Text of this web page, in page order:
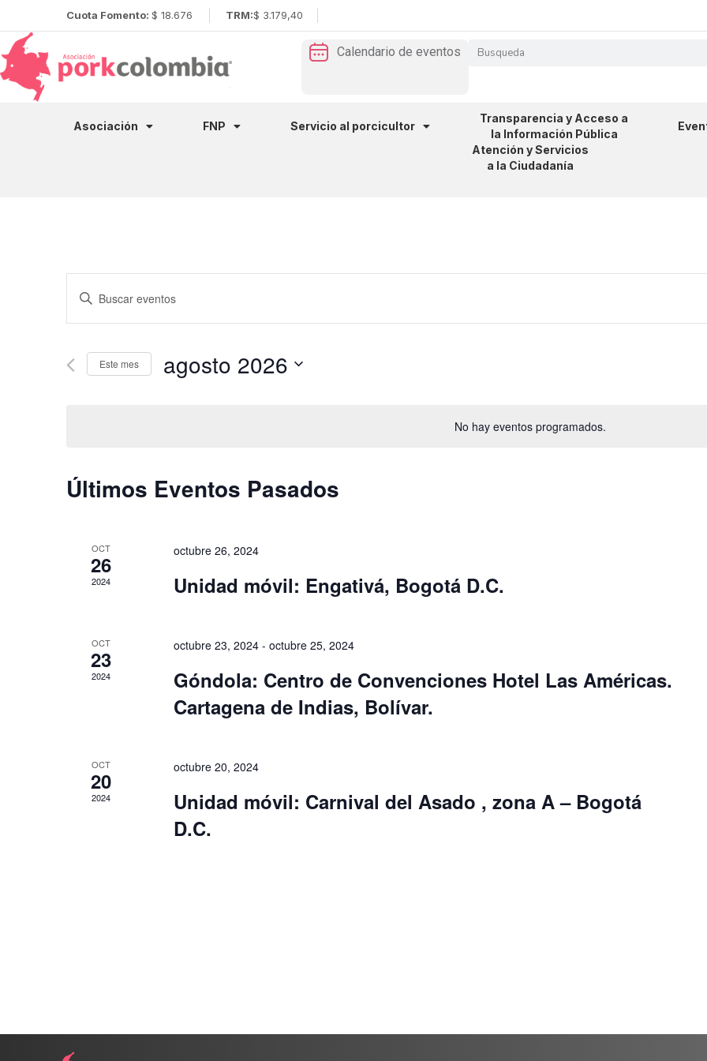
Cuota Fomento: $ 18.676 TRM:$ 3.179,40
Calendario de eventos
Asociación FNP Servicio al porcicultor
Transparencia y Acceso a
la Información Pública
Atención y Servicios
a la Ciudadanía
No hay eventos programados.
Navegación
de
búsqueda
y
Introduce
clave.
Eventos
para
la
Este mes agosto 2026
Últimos Eventos Pasados
OCT
26
2024
octubre 26, 2024
Unidad móvil: Engativá, Bogotá D.C.
OCT
23
2024
octubre 23, 2024- octubre 25, 2024
Góndola: Centro de Convenciones Hotel Las Américas.
Cartagena de Indias, Bolívar.
OCT
20
2024
octubre 20, 2024
Unidad móvil: Carnival del Asado , zona A – Bogotá
D.C.